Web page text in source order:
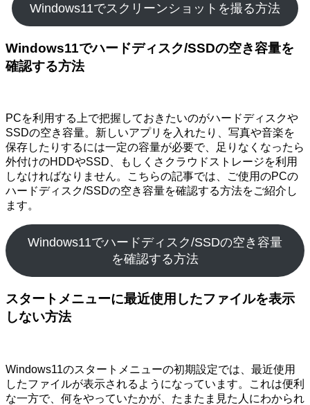
Windows11でスクリーンショットを撮る方法
Windows11でハードディスク/SSDの空き容量を
確認する方法
PCを利用する上で把握しておきたいのがハードディスクや
SSDの空き容量。新しいアプリを入れたり、写真や音楽を
保存したりするには一定の容量が必要で、足りなくなったら
外付けのHDDやSSD、もしくさクラウドストレージを利用
しなければなりません。こちらの記事では、ご使用のPCの
ハードディスク/SSDの空き容量を確認する方法をご紹介し
ます。
Windows11でハードディスク/SSDの空き容量
を確認する方法
スタートメニューに最近使用したファイルを表示
しない方法
Windows11のスタートメニューの初期設定では、最近使用
したファイルが表示されるようになっています。これは便利
な一方で、何をやっていたかが、たまたま見た人にわかられ